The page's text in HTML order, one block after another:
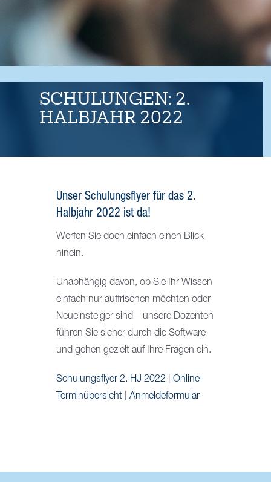
SCHULUNGEN: 2.
HALBJAHR 2022
Unser Schulungsflyer für das 2.
Halbjahr 2022 ist da!
Werfen Sie doch einfach einen Blick
hinein.
Unabhängig davon, ob Sie Ihr Wissen
einfach nur auffrischen möchten oder
Neueinsteiger sind – unsere Dozenten
führen Sie sicher durch die Software
und gehen gezielt auf Ihre Fragen ein.
Schulungsflyer 2. HJ 2022
Online-
Terminübersicht| Anmeldeformular